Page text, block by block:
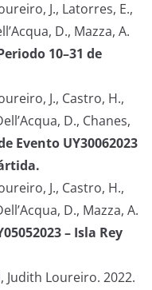
J., Latorres, E.,
D., Mazza, A.
10–31 de
J., Castro, H.,
D., Chanes,
Evento UY30062023
J., Castro, H.,
D., Mazza, A.
– Isla Rey
Judith Loureiro. 2022.